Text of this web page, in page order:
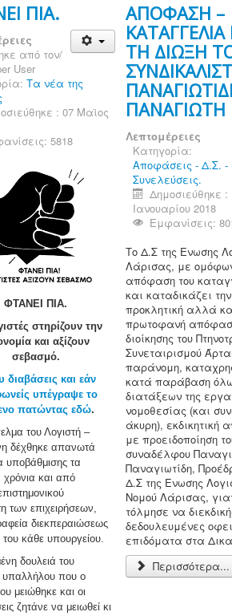
ΠΙΑ.
από τον/
User
Τα νέα της
: 07 Μαϊος
5818
ΦΤΑΝΕΙ ΠΙΑ.
στηρίζουν την
και αξίζουν
σεβασμό.
διαβάσεις και εάν
υπέγραψε το
πατώντας εδώ.
του Λογιστή –
δέχθηκε απανωτά
υποβάθμισης τα
χρόνια και από
των επιχειρήσεων,
διεκπεραιώσεως
κάθε υπουργείου.
δουλειά του
υπαλλήλου που ο
μειώθηκε και οι
ζητάνε να μειωθεί κι
ΑΠΟΦΑΣΗ –
ΚΑΤΑΓΓΕΛΙΑ
ΤΗ ΔΙΩΞΗ
ΠΑΝΑΓΙΩΤΗ
Λεπτομέρειες
Κατηγορία:
Αποφάσεις - Δ.Σ. -
Συνελεύσεις.
Δημοσιεύθηκε :
Ιανουαρίου 2018
Εμφανίσεις:
Το Δ.Σ της Ενωσης
Λάρισας, με
απόφαση του
και καταδικάζει την
προκλητική αλλά
πρωτοφανή
διοίκησης του
Συνεταιρισμού
παράνομη,
κατά παράβαση
διατάξεων της
νομοθεσίας (και
άκυρη), εκδικητική
με προειδοποίηση
συναδέλφου
Παναγιωτίδη,
Δ.Σ της Ενωσης
Νομού Λάρισας,
τόλμησε να
δεδουλευμένες
επιδόματα στα
Περισσότερα...